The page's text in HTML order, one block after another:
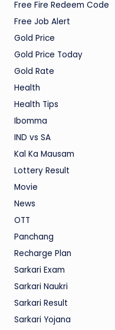
Free Fire Redeem Code
Free Job Alert
Gold Price
Gold Price Today
Gold Rate
Health
Health Tips
Ibomma
IND vs SA
Kal Ka Mausam
Lottery Result
Movie
News
OTT
Panchang
Recharge Plan
Sarkari Exam
Sarkari Naukri
Sarkari Result
Sarkari Yojana